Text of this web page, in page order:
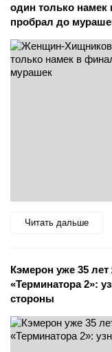
один только
пробрал до
Читать дальше
Кэмерон уже 35 лет
«Терминатора 2»:
стороны